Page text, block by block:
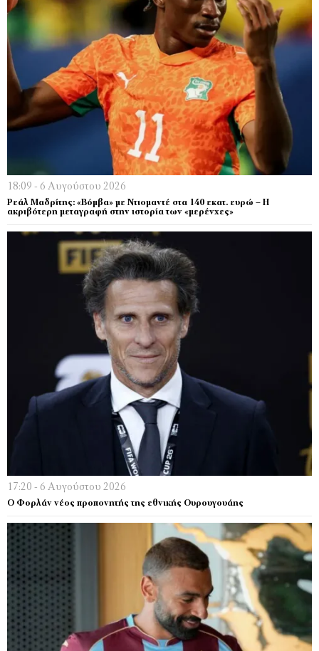
18:09 - 6 Αυγούστου 2026
Ρεάλ Μαδρίτης: «Βόμβα» με Ντιομαντέ στα 140 εκατ. ευρώ – Η
ακριβότερη μεταγραφή στην ιστορία των «μερένχες»
17:20 - 6 Αυγούστου 2026
Ο Φορλάν νέος προπονητής της εθνικής Ουρουγουάης